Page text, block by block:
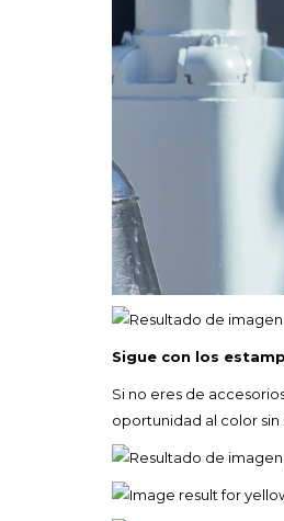
Sigue con los
Si no eres de
oportunidad al color sin